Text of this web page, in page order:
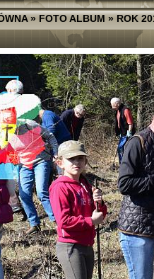
»FOTO ALBUM»ROK